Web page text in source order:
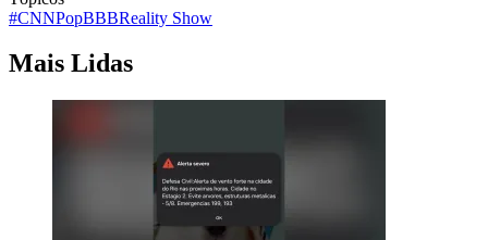
#CNNPopBBBReality Show
Mais Lidas